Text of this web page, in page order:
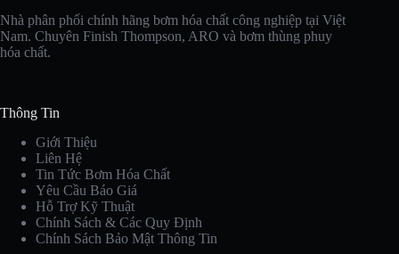
Nhà phân phối chính hãng bơm hóa chất công nghiệp tại Việt
Nam. Chuyên Finish Thompson, ARO và bơm thùng phuy
hóa chất.
Thông Tin
Giới Thiệu
Liên Hệ
Tin Tức Bơm Hóa Chất
Yêu Cầu Báo Giá
Hỗ Trợ Kỹ Thuật
Chính Sách & Các Quy Định
Chính Sách Bảo Mật Thông Tin